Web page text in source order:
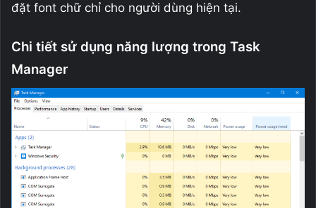
đặt font chữ chỉ cho người dùng hiện tại.
Chi tiết sử dụng năng lượng trong Task
Manager